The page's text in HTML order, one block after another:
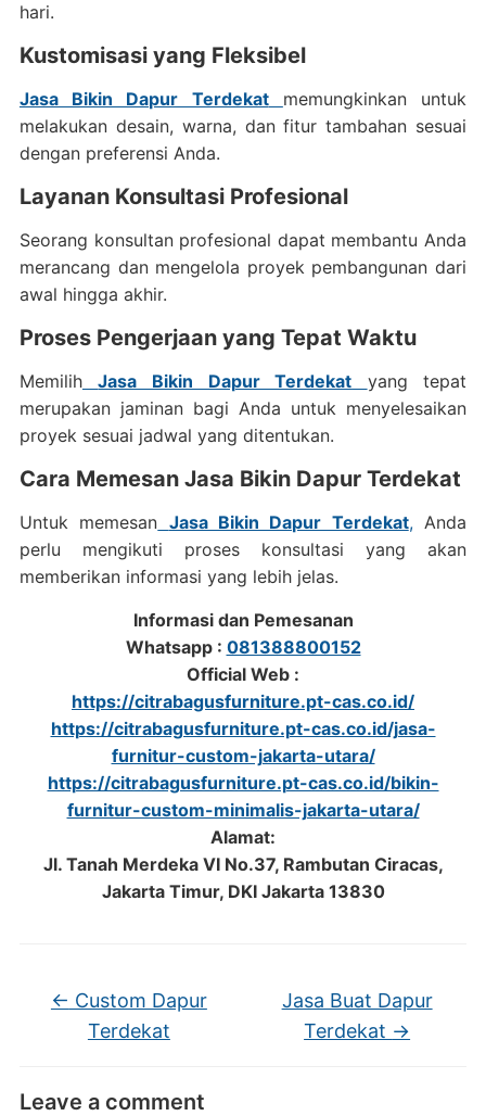
hari.
Kustomisasi yang Fleksibel
Jasa Bikin Dapur Terdekat
memungkinkan untuk
melakukan desain, warna, dan fitur tambahan sesuai
dengan preferensi Anda.
Layanan Konsultasi Profesional
Seorang konsultan profesional dapat membantu Anda
merancang dan mengelola proyek pembangunan dari
awal hingga akhir.
Proses Pengerjaan yang Tepat Waktu
Memilih Jasa Bikin Dapur Terdekat
yang tepat
merupakan jaminan bagi Anda untuk menyelesaikan
proyek sesuai jadwal yang ditentukan.
Cara Memesan Jasa Bikin Dapur Terdekat
Untuk memesan Jasa Bikin Dapur Terdekat,Anda
perlu mengikuti proses konsultasi yang akan
memberikan informasi yang lebih jelas.
Informasi dan Pemesanan
Whatsapp : 081388800152
Official Web :
https://citrabagusfurniture.pt-cas.co.id/
https://citrabagusfurniture.pt-cas.co.id/jasa-
furnitur-custom-jakarta-utara/
https://citrabagusfurniture.pt-cas.co.id/bikin-
furnitur-custom-minimalis-jakarta-utara/
Alamat:
Jl. Tanah Merdeka VI No.37, Rambutan Ciracas,
Jakarta Timur, DKI Jakarta 13830
← Custom Dapur
Terdekat
Jasa Buat Dapur
Terdekat →
Leave a comment